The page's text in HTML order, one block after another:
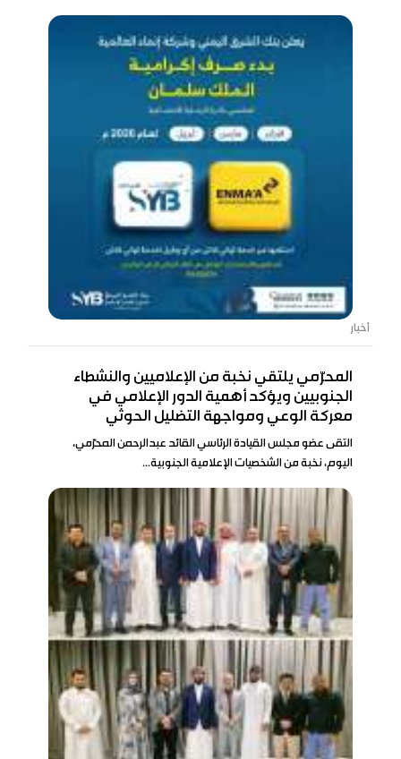
أخبار
المحرّمي يلتقي نخبة من الإعلاميين والنشطاء
الجنوبيين ويؤكد أهمية الدور الإعلامي في
معركة الوعي ومواجهة التضليل الحوثي
التقى عضو مجلس القيادة الرئاسي القائد عبدالرحمن المحرّمي،
اليوم، نخبة من الشخصيات الإعلامية الجنوبية...